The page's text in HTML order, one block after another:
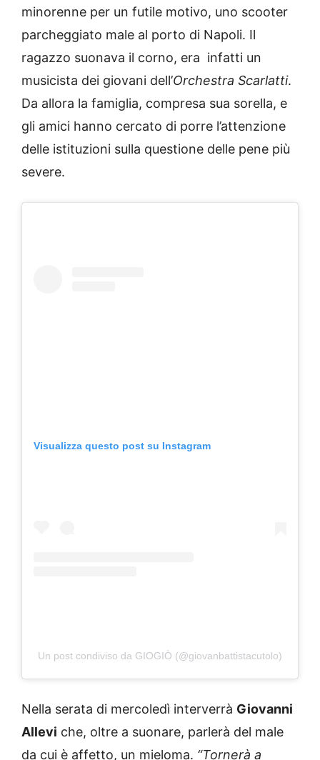
minorenne per un futile motivo, uno scooter
parcheggiato male al porto di Napoli. Il
ragazzo suonava il corno, era infatti un
musicista dei giovani dell’Orchestra Scarlatti.
Da allora la famiglia, compresa sua sorella, e
gli amici hanno cercato di porre l’attenzione
delle istituzioni sulla questione delle pene più
severe.
Visualizza questo post su Instagram
Un post condiviso da GIOGIÒ (@giovanbattistacutolo)
Nella serata di mercoledì interverrà Giovanni
Allevi che, oltre a suonare, parlerà del male
da cui è affetto, un mieloma. “Tornerà a